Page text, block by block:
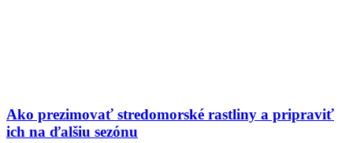
Ako prezimovať stredomorské rastliny a pripraviť
ich na ďalšiu sezónu